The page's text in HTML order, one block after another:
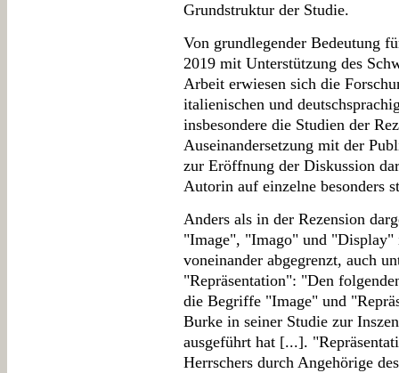
Grundstruktur der Studie.
Von grundlegender Bedeutung
2019 mit Unterstützung des
Arbeit erwiesen sich die
italienischen und
insbesondere die Studien der
Auseinandersetzung mit der
zur Eröffnung der Diskussion
Autorin auf einzelne besonders
Anders als in der Rezension
"Image", "Imago" und
voneinander abgegrenzt, auch
"Repräsentation": "Den
die Begriffe "Image" und
Burke in seiner Studie zur
ausgeführt hat [...].
Herrschers durch Angehörige